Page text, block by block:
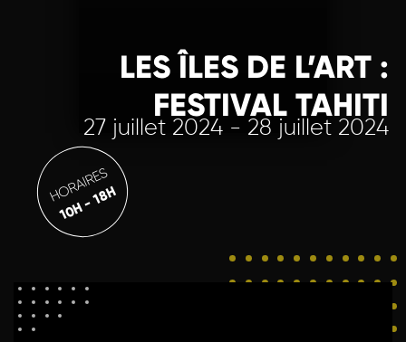
LES ÎLES DE L’ART :
FESTIVAL TAHITI
27 juillet 2024 - 28 juillet 2024
HORAIRES
10H - 18H